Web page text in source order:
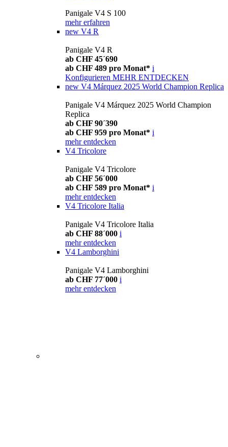
Panigale V4 S 100
mehr erfahren
new V4 R
Panigale V4 R
ab CHF 45´690
ab CHF 489 pro Monat* i
Konfigurieren MEHR ENTDECKEN
new V4 Márquez 2025 World Champion Replica
Panigale V4 Márquez 2025 World Champion
Replica
ab CHF 90´390
ab CHF 959 pro Monat* i
mehr entdecken
V4 Tricolore
Panigale V4 Tricolore
ab CHF 56´000
ab CHF 589 pro Monat* i
mehr entdecken
V4 Tricolore Italia
Panigale V4 Tricolore Italia
ab CHF 88´000 i
mehr entdecken
V4 Lamborghini
Panigale V4 Lamborghini
ab CHF 77´000 i
mehr entdecken